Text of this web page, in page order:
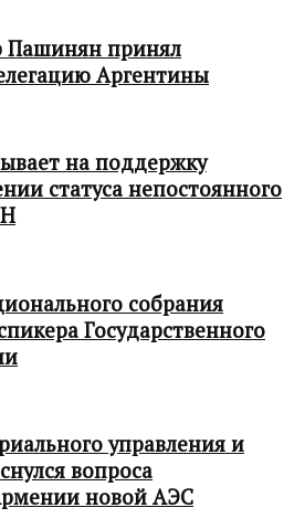
Пашинян принял
Аргентины
на поддержку
статуса непостоянного
собрания
Государственного
управления и
вопроса
новой АЭС